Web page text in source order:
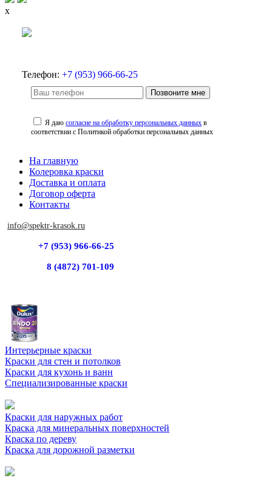
x
Телефон: +7 (953) 966-66-25
Позвоните мне
Я даюсогласие на обработку персональных данных в
соответствии с Политикой обработки персональных данных
На главную
Колеровка краски
Доставка и оплата
Договор оферта
Контакты
info@spektr-krasok.ru
+7 (953) 966-66-25
8 (4872) 701-109
Интерьерные краски
Краски для стен и потолков
Краски для кухонь и ванн
Специализированные краски
Краски для наружных работ
Краска для минеральных поверхностей
Краска по дереву
Краска для дорожной разметки